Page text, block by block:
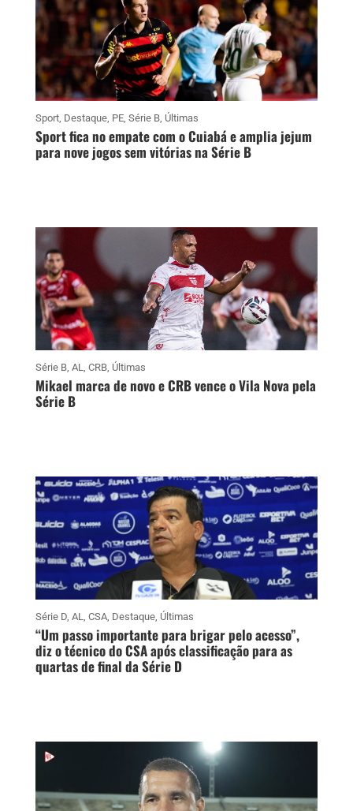
Sport, Destaque, PE, Série B, Últimas
Sport fica no empate com o Cuiabá e amplia jejum
para nove jogos sem vitórias na Série B
Série B, AL CRB, Últimas
Mikael marca de novo e CRB vence o Vila Nova pela
Série B
Série D, AL CSA, Destaque, Últimas
“Um passo importante para brigar pelo acesso”,
diz o técnico do CSA após classificação para as
quartas de final da Série D